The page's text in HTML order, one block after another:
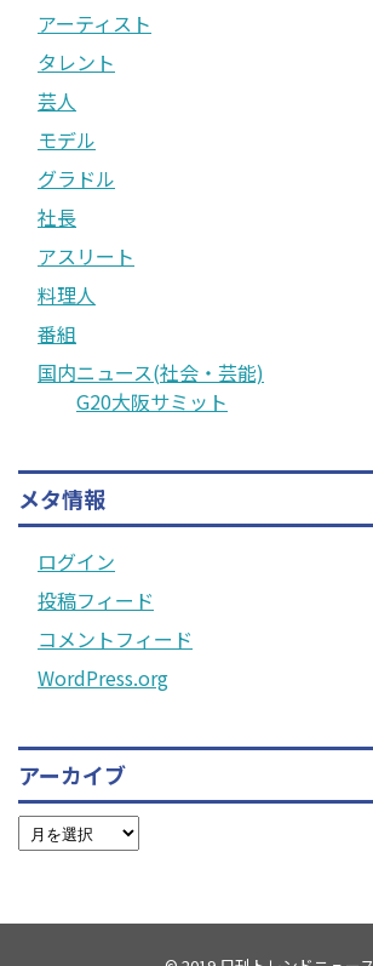
アーティスト
タレント
芸人
モデル
グラドル
社長
アスリート
料理人
番組
国内ニュース(社会・芸能)
G20大阪サミット
メタ情報
ログイン
投稿フィード
コメントフィード
WordPress.org
アーカイブ